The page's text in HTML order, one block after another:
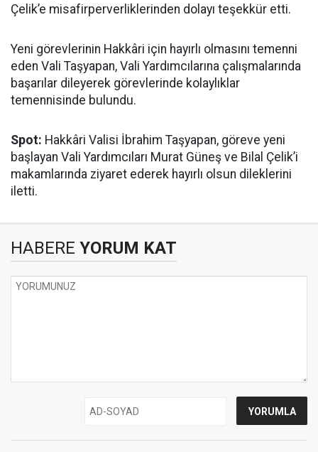
Çelik’e misafirperverliklerinden dolayı teşekkür etti.
Yeni görevlerinin Hakkâri için hayırlı olmasını temenni
eden Vali Taşyapan, Vali Yardımcılarına çalışmalarında
başarılar dileyerek görevlerinde kolaylıklar
temennisinde bulundu.
Spot: Hakkâri Valisi İbrahim Taşyapan, göreve yeni
başlayan Vali Yardımcıları Murat Güneş ve Bilal Çelik’i
makamlarında ziyaret ederek hayırlı olsun dileklerini
iletti.
HABERE YORUM KAT